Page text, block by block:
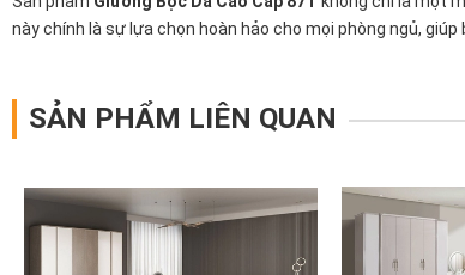
này chính là sự lựa chọn hoàn hảo cho mọi phòng ngủ,
SẢN PHẨM LIÊN QUAN